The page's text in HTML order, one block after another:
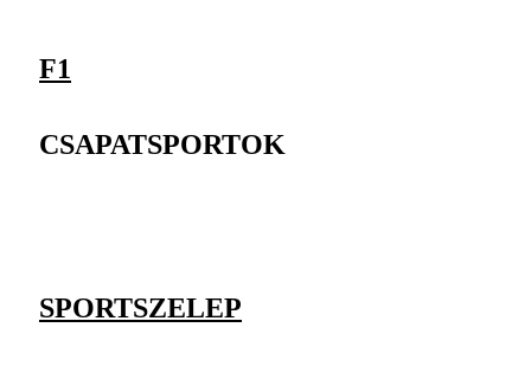
F1
CSAPATSPORTOK
SPORTSZELEP